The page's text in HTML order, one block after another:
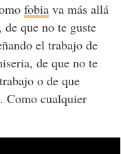
fobiava más allá
que no te guste
el trabajo de
de que no te
o de que
Como cualquier